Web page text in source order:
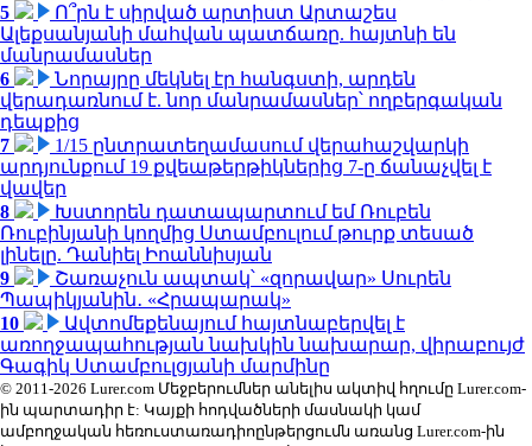
5
Ո՞րն է սիրված արտիստ Արտաշես
Ալեքսանյանի մահվան պատճառը. հայտնի են
մանրամասներ
6
Նորայրը մեկնել էր հանգստի, արդեն
վերադառնում է. նոր մանրամասներ՝ ողբերգական
դեպքից
7
1/15 ընտրատեղամասում վերահաշվարկի
արդյունքում 19 քվեաթերթիկներից 7-ը ճանաչվել է
վավեր
8
Խստորեն դատապարտում եմ Ռուբեն
Ռուբինյանի կողմից Ստամբուլում թուրք տեսած
լինելը. Դանիել Իոաննիսյան
9
Շառաչուն ապտակ՝ «զորավար» Սուրեն
Պապիկյանին․ «Հրապարակ»
10
Ավտոմեքենայում հայտնաբերվել է
առողջապահության նախկին նախարար, վիրաբույժ
Գագիկ Ստամբուլցյանի մարմինը
© 2011-2026 Lurer.com Մեջբերումներ անելիս ակտիվ հղումը Lurer.com-
ին պարտադիր է: Կայքի հոդվածների մասնակի կամ
ամբողջական հեռուստառադիոընթերցումն առանց Lurer.com-ին